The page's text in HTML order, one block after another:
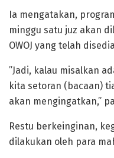
Ia mengatakan,
minggu satu juz akan
OWOJ yang telah
”Jadi, kalau misalkan
kita setoran (bacaan)
akan mengingatkan,”
Restu berkeinginan,
dilakukan oleh para